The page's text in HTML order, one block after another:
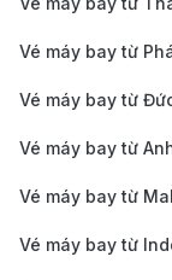
mãi :
dàng săn
Giao diện
diện thân
Vé máy bay từ
Vé máy bay từ
Vé máy bay từ
Vé máy bay từ
Vé máy bay từ